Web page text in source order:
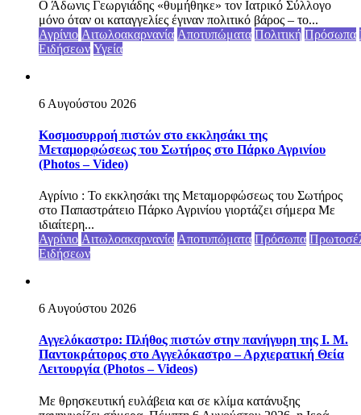
Ο Άδωνις Γεωργιάδης «θυμήθηκε» τον Ιατρικό Σύλλογο
μόνο όταν οι καταγγελίες έγιναν πολιτικό βάρος – το...
Αγρίνιο Αιτωλοακαρνανία Αποτυπώματα Πολιτική Πρόσωπα
Ειδήσεων Υγεία
6 Αυγούστου 2026
Κοσμοσυρροή πιστών στο εκκλησάκι της
Μεταμορφώσεως του Σωτήρος στο Πάρκο Αγρινίου
(Photos – Video)
Αγρίνιο : Το εκκλησάκι της Μεταμορφώσεως του Σωτήρος
στο Παπαστράτειο Πάρκο Αγρινίου γιορτάζει σήμερα Με
ιδιαίτερη...
Αγρίνιο Αιτωλοακαρνανία Αποτυπώματα Πρόσωπα
Ειδήσεων
6 Αυγούστου 2026
Αγγελόκαστρο: Πλήθος πιστών στην πανήγυρη της Ι. Μ.
Παντοκράτορος στο Αγγελόκαστρο – Αρχιερατική Θεία
Λειτουργία (Photos – Videos)
Με θρησκευτική ευλάβεια και σε κλίμα κατάνυξης